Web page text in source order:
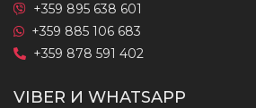
+359 895 638 601
+359 885 106 683
+359 878 591 402
VIBER И WHATSAPP